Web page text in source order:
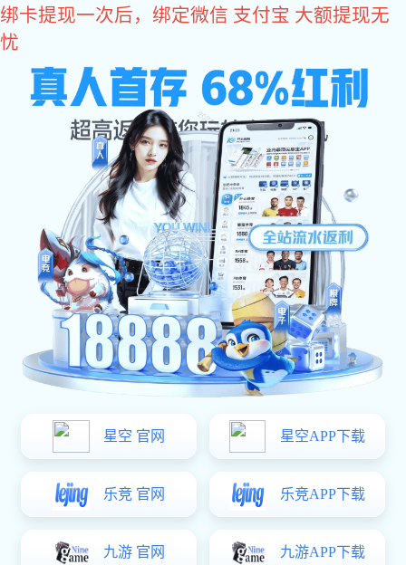
非凡娱乐
我厂新增重型卡车（有图）
非凡娱乐-科技赋能场景,让娱乐更有趣 - pgff 汽车配件，缝纫机配
件，五金加工，五金，五金厂，电话：0573-85702555，
013706582155 发布时间：2010-11-11 阅读 2548 次